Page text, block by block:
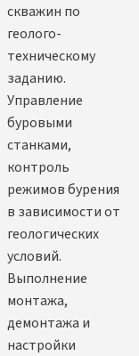
скважин по
геолого-
техническому
заданию.
Управление
буровыми
станками,
контроль
режимов бурения
в зависимости от
геологических
условий.
Выполнение
монтажа,
демонтажа и
настройки